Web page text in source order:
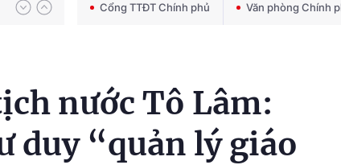
Cổng TTĐT Chính phủ Văn phòng Chính
nước Tô Lâm:
duy “quản lý giáo